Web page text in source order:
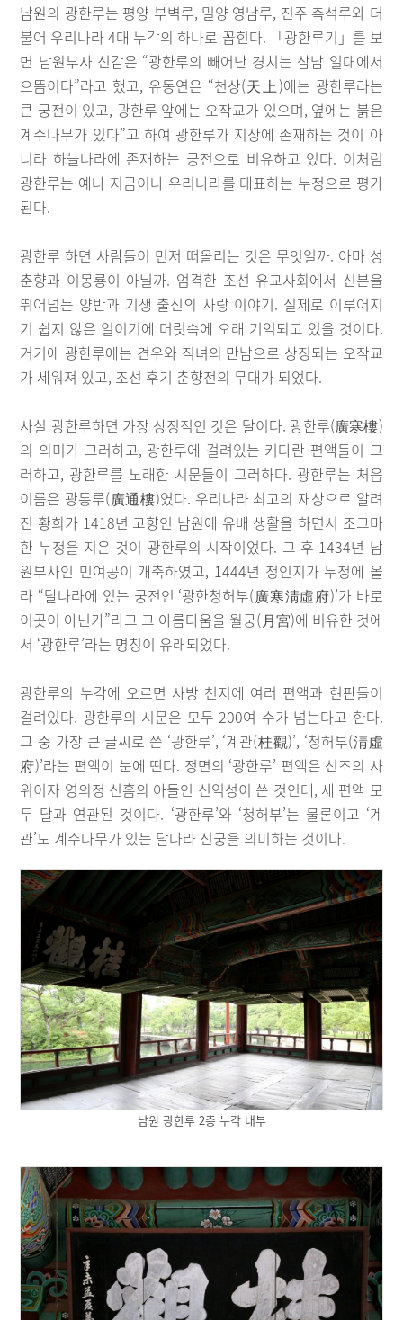
남원의 광한루는 평양 부벽루, 밀양 영남루, 진주 촉석루와 더
불어 우리나라 4대 누각의 하나로 꼽힌다. 「광한루기」를 보
면 남원부사 신감은 “광한루의 빼어난 경치는 삼남 일대에서
으뜸이다”라고 했고, 유동연은 “천상(天上)에는 광한루라는
큰 궁전이 있고, 광한루 앞에는 오작교가 있으며, 옆에는 붉은
계수나무가 있다”고 하여 광한루가 지상에 존재하는 것이 아
니라 하늘나라에 존재하는 궁전으로 비유하고 있다. 이처럼
광한루는 예나 지금이나 우리나라를 대표하는 누정으로 평가
된다.
광한루 하면 사람들이 먼저 떠올리는 것은 무엇일까. 아마 성
춘향과 이몽룡이 아닐까. 엄격한 조선 유교사회에서 신분을
뛰어넘는 양반과 기생 출신의 사랑 이야기. 실제로 이루어지
기 쉽지 않은 일이기에 머릿속에 오래 기억되고 있을 것이다.
거기에 광한루에는 견우와 직녀의 만남으로 상징되는 오작교
가 세워져 있고, 조선 후기 춘향전의 무대가 되었다.
사실 광한루하면 가장 상징적인 것은 달이다. 광한루(廣寒樓)
의 의미가 그러하고, 광한루에 걸려있는 커다란 편액들이 그
러하고, 광한루를 노래한 시문들이 그러하다. 광한루는 처음
이름은 광통루(廣通樓)였다. 우리나라 최고의 재상으로 알려
진 황희가 1418년 고향인 남원에 유배 생활을 하면서 조그마
한 누정을 지은 것이 광한루의 시작이었다. 그 후 1434년 남
원부사인 민여공이 개축하였고, 1444년 정인지가 누정에 올
라 “달나라에 있는 궁전인 ‘광한청허부(廣寒淸虛府)’가 바로
이곳이 아닌가”라고 그 아름다움을 월궁(月宮)에 비유한 것에
서 ‘광한루’라는 명칭이 유래되었다.
광한루의 누각에 오르면 사방 천지에 여러 편액과 현판들이
걸려있다. 광한루의 시문은 모두 200여 수가 넘는다고 한다.
그 중 가장 큰 글씨로 쓴 ‘광한루’, ‘계관(桂觀)’, ‘청허부(淸虛
府)’라는 편액이 눈에 띤다. 정면의 ‘광한루’ 편액은 선조의 사
위이자 영의정 신흠의 아들인 신익성이 쓴 것인데, 세 편액 모
두 달과 연관된 것이다. ‘광한루’와 ‘청허부’는 물론이고 ‘계
관’도 계수나무가 있는 달나라 신궁을 의미하는 것이다.
남원 광한루 2층 누각 내부